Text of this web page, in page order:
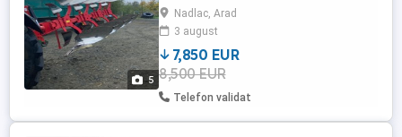
5
de nou. Pret 7850 euro.
Nadlac, Arad
3 august
7,850 EUR
8,500 EUR
Telefon validat